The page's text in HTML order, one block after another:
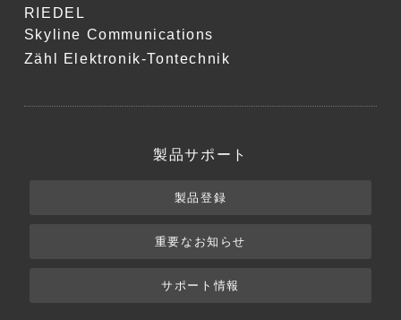
RIEDEL
Skyline Communications
Zähl Elektronik-Tontechnik
製品サポート
製品登録
重要なお知らせ
サポート情報